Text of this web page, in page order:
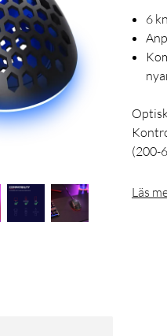
6
(200-
Läs